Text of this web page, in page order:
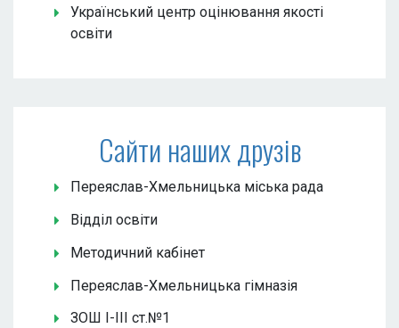
Український центр оцінювання якості
освіти
Сайти наших друзів
Переяслав-Хмельницька міська рада
Відділ освіти
Методичний кабінет
Переяслав-Хмельницька гімназія
ЗОШ І-ІІІ ст.№1